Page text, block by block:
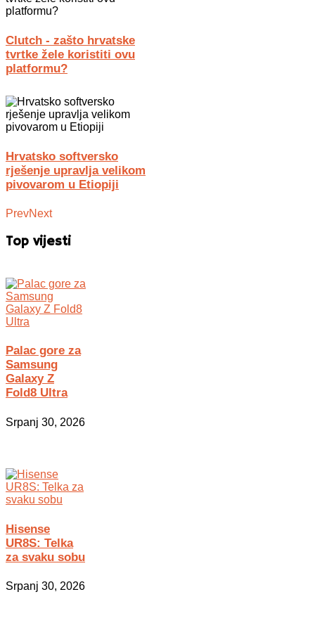
Clutch - zašto hrvatske
tvrtke žele koristiti ovu
platformu?
Hrvatsko softversko
rješenje upravlja velikom
pivovarom u Etiopiji
PrevNext
Top vijesti
Palac gore za
Samsung
Galaxy Z
Fold8 Ultra
Srpanj 30, 2026
Hisense
UR8S: Telka
za svaku sobu
Srpanj 30, 2026